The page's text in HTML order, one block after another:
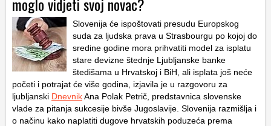
Slovenija će ispoštovati presudu Europskog
suda za ljudska prava u Strasbourgu po kojoj do
sredine godine mora prihvatiti model za isplatu
stare devizne štednje Ljubljanske banke
štedišama u Hrvatskoj i BiH, ali isplata još neće
početi i potrajat će više godina, izjavila je u razgovoru za
ljubljanski DnevnikAna Polak Petrič, predstavnica slovenske
vlade za pitanja sukcesije bivše Jugoslavije. Slovenija razmišlja i
o načinu kako naplatiti dugove hrvatskih poduzeća prema